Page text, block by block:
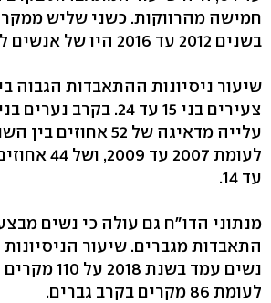
חמישה מהרווקות. כשני שליש
בשנים 2012 עד 2016 היו של אנשים ללא ילדים.
שיעור ניסיונות ההתאבדות הגבוה
עד 14.
מנתוני הדו"ח גם עולה כי נשים
התאבדות מגברים. שיעור
לעומת 86 מקרים בקרב גברים.